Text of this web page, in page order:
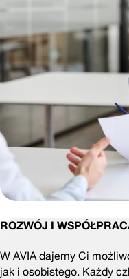
ROZWÓJ I
W AVIA dajemy Ci
jak i osobistego. Każdy